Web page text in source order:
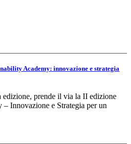
Academy: innovazione e strategia
edizione, prende il via la II edizione
Innovazione e Strategia per un